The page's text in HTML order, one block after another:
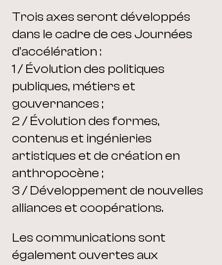
Trois axes seront développés
dans le cadre de ces Journées
d’accélération :
1 / Évolution des politiques
publiques, métiers et
gouvernances ;
2 / Évolution des formes,
contenus et ingénieries
artistiques et de création en
anthropocène ;
3 / Développement de nouvelles
alliances et coopérations.
Les communications sont
également ouvertes aux